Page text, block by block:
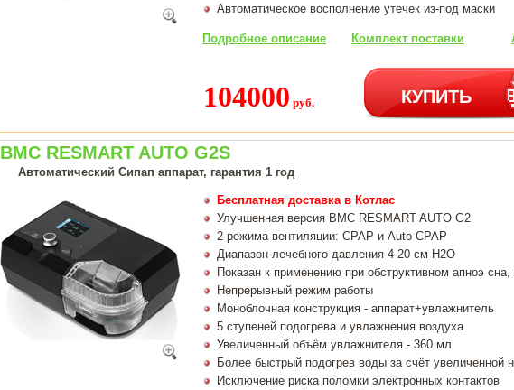
Автоматическое восполнение утечек из-под маски
Подробное описание Комплект поставки
104000 руб. КУПИТЬ
BMC RESMART AUTO G2S
Автоматический Сипап аппарат, гарантия 1 год
Бесплатная доставка в Котлас
Улучшенная версия BMC RESMART AUTO G2
2 режима вентиляции: CPAP и Auto CPAP
Диапазон лечебного давления 4-20 см Н2О
Показан к применению при обструктивном апноэ сна,
Непрерывный режим работы
Моноблочная конструкция - аппарат+увлажнитель
5 ступеней подогрева и увлажнения воздуха
Увеличенный объём увлажнителя - 360 мл
Более быстрый подогрев воды за счёт увеличенной
Исключение риска поломки электронных контактов